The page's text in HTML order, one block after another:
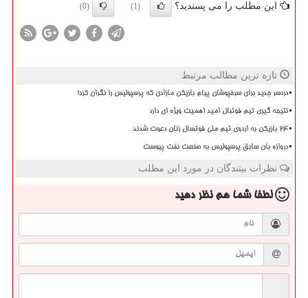
این مطلب را می پسندید؟ (1)
(0)
تازه ترین مطالب مرتبط
دردسر جدید برای سرخپوشان پیام بازیکن مازادی که پرسپولیس را نگران کرد!
نتیجه گیری تیم فوتبال امید اهمیت ویژه ای دارد
۲۴ بازیکن به اردوی تیم ملی فوتسال زنان دعوت شدند
دروازه بان سابق پرسپولیس به صنعت نفت پیوست
نظرات بینندگان در مورد این مطلب
لطفا شما همنظر دهید